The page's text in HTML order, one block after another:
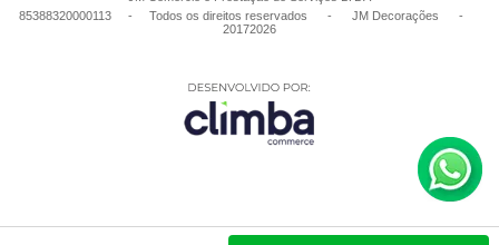
85388320000113 - Todos os direitos reservados
- JM Decorações
-
20172026